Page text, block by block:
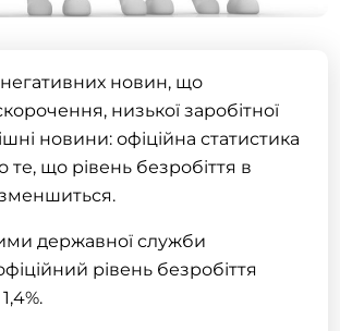
негативних новин, що
низької заробітної
новини: офіційна статистика
те, що рівень безробіття в
зменшиться.
державної служби
рівень безробіття